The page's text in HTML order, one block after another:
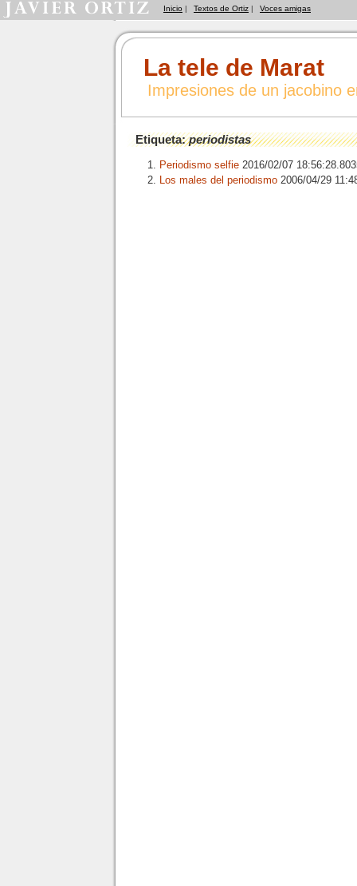
Inicio | Textos de Ortiz | Voces amigas
La tele de Marat
Impresiones de un jacobino
Etiqueta:periodistas
Periodismo selfie 2016/02/07
Los males del periodismo 2006/04/29